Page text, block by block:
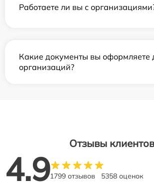
Работаете ли вы с
Какие документы вы оформляете
организаций?
Отзывы клиентов
4.91799 отзывов 5358 оценок